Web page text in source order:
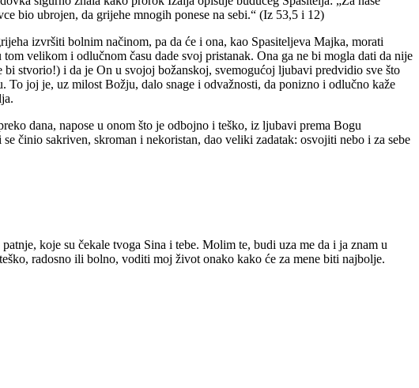
bio ubrojen, da grijehe mnogih ponese na sebi.“ (Iz 53,5 i 12)
izvršiti bolnim načinom, pa da će i ona, kao Spasiteljeva Majka, morati
velikom i odlučnom času dade svoj pristanak. Ona ga ne bi mogla dati da nije
stvorio!) i da je On u svojoj božanskoj, svemogućoj ljubavi predvidio sve što
joj je, uz milost Božju, dalo snage i odvažnosti, da ponizno i odlučno kaže
dana, napose u onom što je odbojno i teško, iz ljubavi prema Bogu
činio sakriven, skroman i nekoristan, dao veliki zadatak: osvojiti nebo i za sebe
koje su čekale tvoga Sina i tebe. Molim te, budi uza me da i ja znam u
radosno ili bolno, voditi moj život onako kako će za mene biti najbolje.